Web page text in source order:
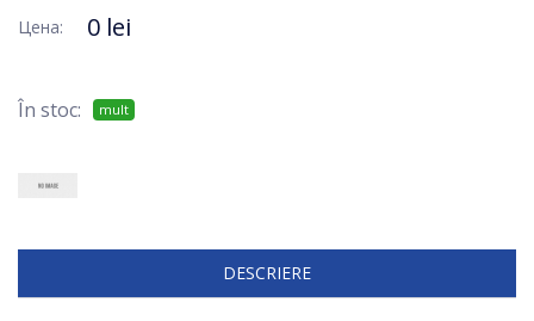
Цена: 0 lei
În stoc: mult
DESCRIERE